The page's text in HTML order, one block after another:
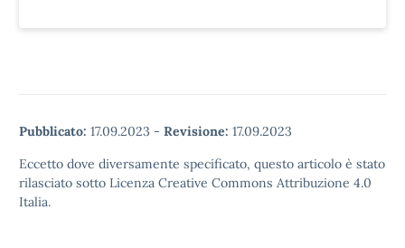
Pubblicato: 17.09.2023 - Revisione: 17.09.2023
Eccetto dove diversamente specificato, questo articolo è stato
rilasciato sotto Licenza Creative Commons Attribuzione 4.0
Italia.